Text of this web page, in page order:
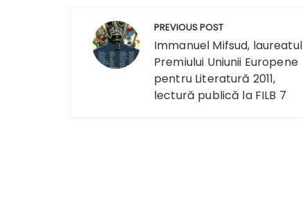
Navigare
articole
PREVIOUS POST
Immanuel Mifsud, laureatul
Premiului Uniunii Europene
pentru Literatură 2011,
lectură publică la FILB 7